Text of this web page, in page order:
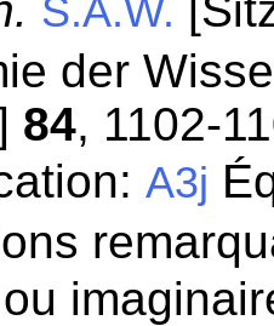
S.A.W.
der
84, 1102-
A3j